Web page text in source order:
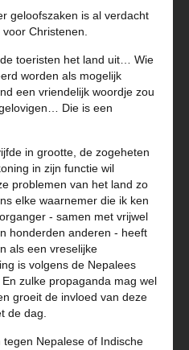
geloofszaken is al verdacht
Christenen.
toeristen het land uit… Wie
worden als mogelijk
een vriendelijk woordje zou
Die is een
in grootte, de zogeheten
in zijn functie wil
problemen van het land zo
elke waarnemer die ik ken
- samen met vrijwel
honderden anderen - heeft
als een vreselijke
is volgens de Nepalees
En zulke propaganda mag wel
groeit de invloed van deze
de dag.
Nepalese of Indische